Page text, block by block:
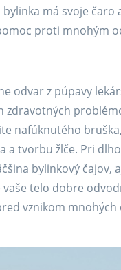
má svoje čaro
proti mnohým
odvar z púpavy
nafúknutého
a tvorbu žlče. Pri
bylinkový čajov,
telo dobre
vznikom